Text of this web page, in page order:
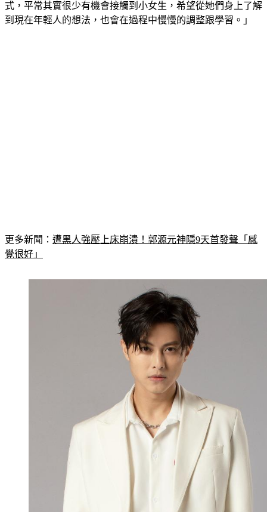
團弟弟們的相處就是可以非常bro、非常兄弟輕鬆打鬧的方
式，平常其實很少有機會接觸到小女生，希望從她們身上了解
更多新聞：